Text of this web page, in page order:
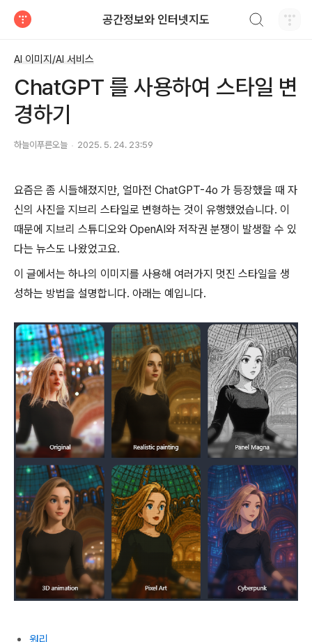
공간정보와 인터넷지도
AI 이미지/AI 서비스
ChatGPT 를 사용하여 스타일 변
경하기
하늘이푸른오늘 2025. 5. 24. 23:59
요즘은 좀 시들해졌지만, 얼마전 ChatGPT-4o 가 등장했을 때 자
신의 사진을 지브리 스타일로 변형하는 것이 유행했었습니다. 이
때문에 지브리 스튜디오와 OpenAI와 저작권 분쟁이 발생할 수 있
다는 뉴스도 나왔었고요.
이 글에서는 하나의 이미지를 사용해 여러가지 멋진 스타일을 생
성하는 방법을 설명합니다. 아래는 예입니다.